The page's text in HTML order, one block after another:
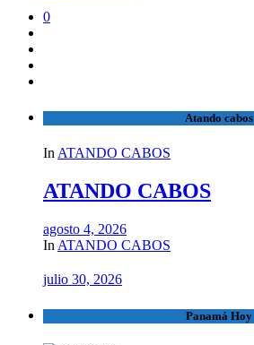
0
Atando cabos
InATANDO CABOS
ATANDO CABOS
agosto 4, 2026
In ATANDO CABOS
julio 30, 2026
Panamá Hoy